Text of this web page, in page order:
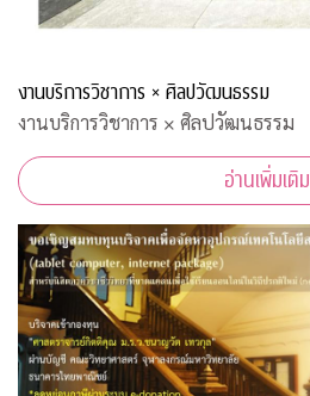
งานบริการวิชาการ × ศิลปวัฒนธรรม
งานบริการวิชาการ × ศิลปวัฒนธรรม
อ่านเพิ่มเติม